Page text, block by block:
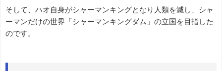
そして、ハオ自身がシャーマンキングとなり人類を滅し、シャ
ーマンだけの世界「シャーマンキングダム」の立国を目指した
のです。